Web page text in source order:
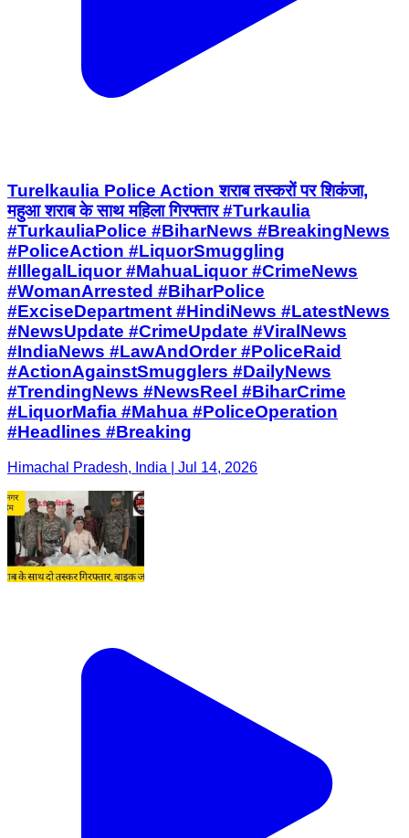
Turelkaulia Police Action शराब तस्करों पर शिकंजा,
महुआ शराब के साथ महिला गिरफ्तार #Turkaulia
#TurkauliaPolice #BiharNews #BreakingNews
#PoliceAction #LiquorSmuggling
#IllegalLiquor #MahuaLiquor #CrimeNews
#WomanArrested #BiharPolice
#ExciseDepartment #HindiNews #LatestNews
#NewsUpdate #CrimeUpdate #ViralNews
#IndiaNews #LawAndOrder #PoliceRaid
#ActionAgainstSmugglers #DailyNews
#TrendingNews #NewsReel #BiharCrime
#LiquorMafia #Mahua #PoliceOperation
#Headlines #Breaking
Himachal Pradesh, India | Jul 14, 2026